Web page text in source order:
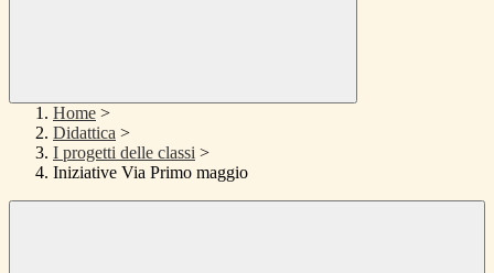
Home >
Didattica >
I progetti delle classi >
Iniziative Via Primo maggio